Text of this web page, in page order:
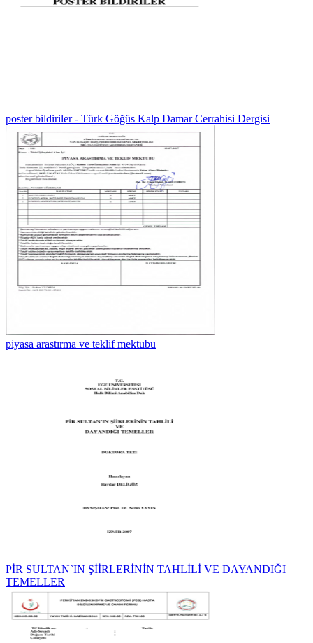
poster bildiriler - Türk Göğüs Kalp Damar Cerrahisi Dergisi
piyasa arastırma ve teklif mektubu
PİR SULTAN`IN ŞİİRLERİNİN TAHLİLİ VE DAYANDIĞI
TEMELLER